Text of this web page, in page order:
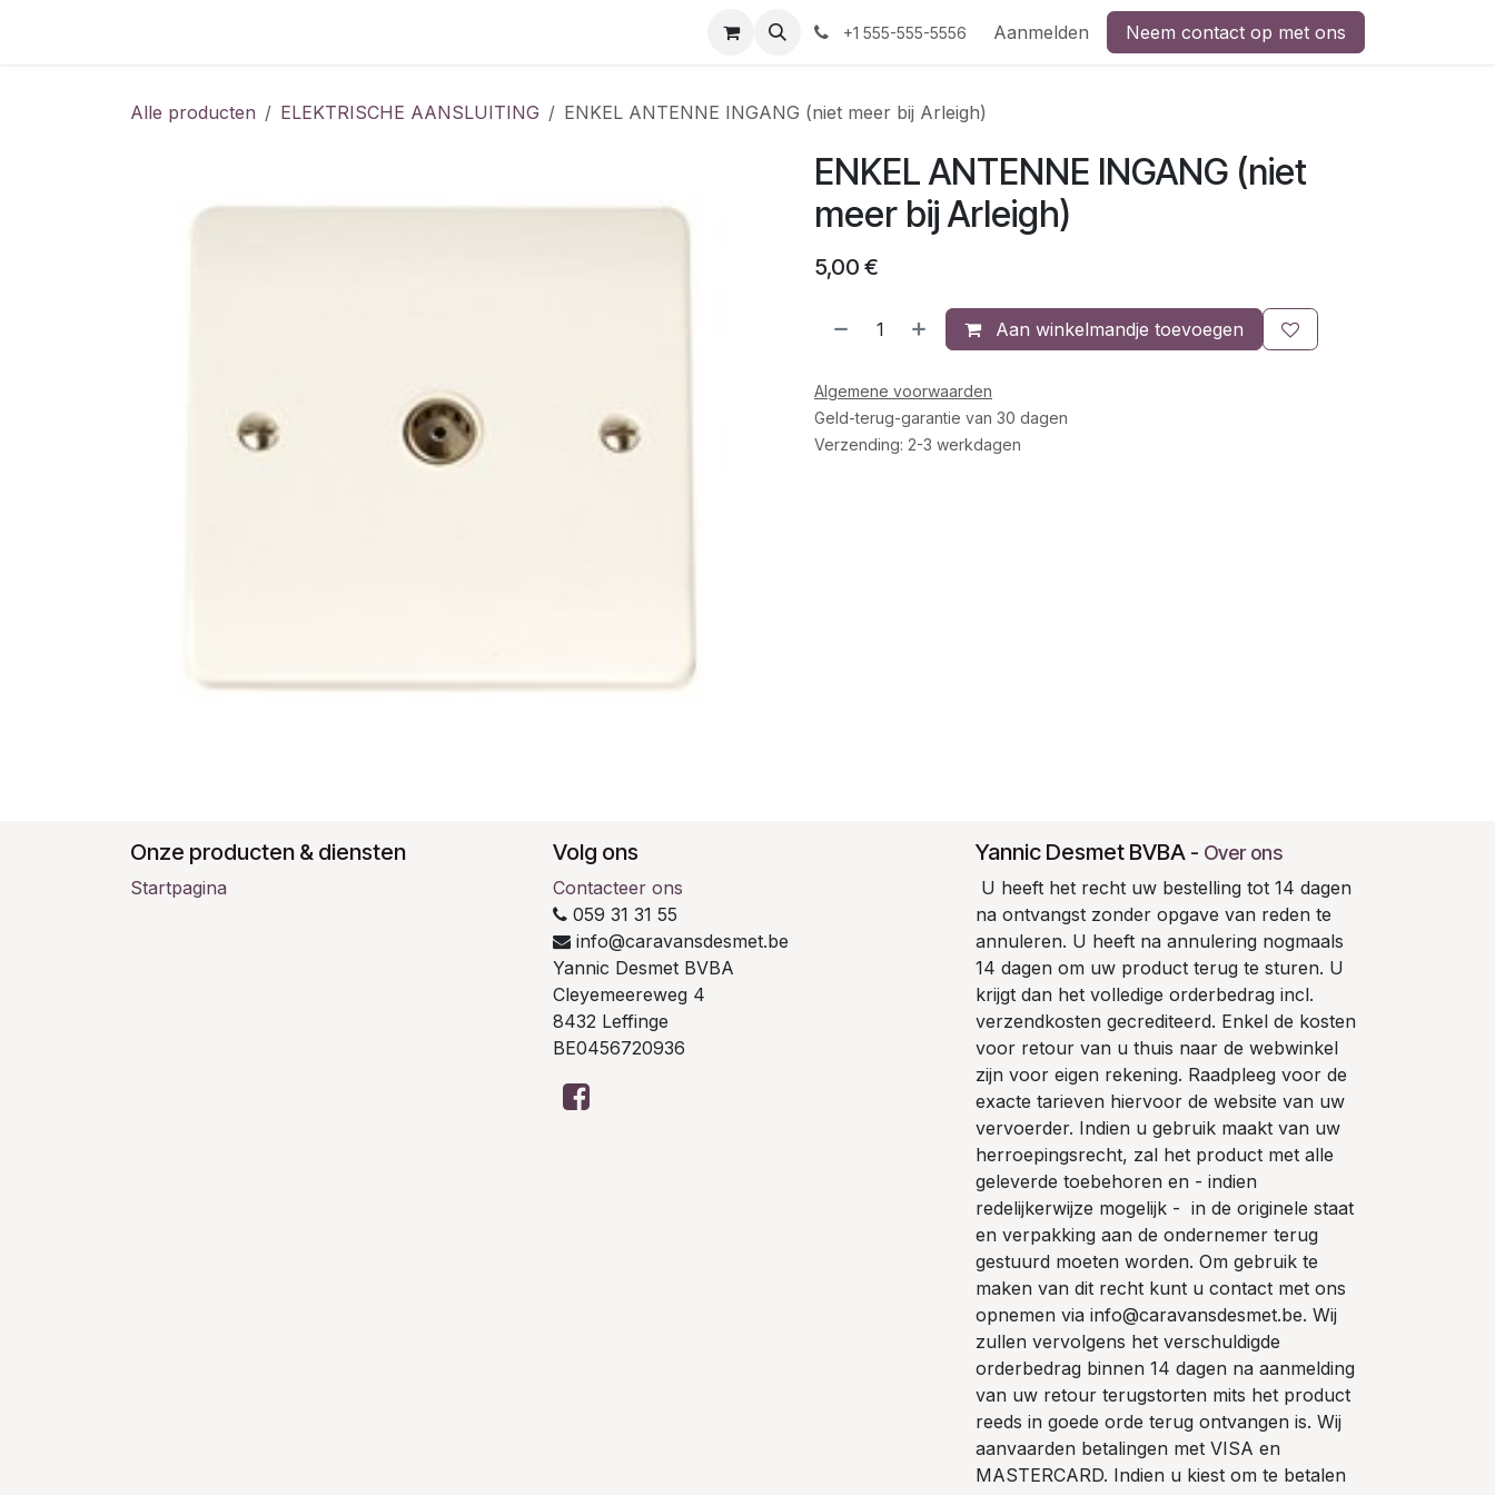
+1 555-555-5556 Aanmelden Neem contact op met ons
Alle producten ELEKTRISCHE AANSLUITING ENKEL ANTENNE INGANG (niet meer bij Arleigh)
ENKEL ANTENNE INGANG (niet
meer bij Arleigh)
5,00 €
Aan winkelmandje toevoegen
Algemene voorwaarden
Geld-terug-garantie van 30 dagen
Verzending: 2-3 werkdagen
Onze producten & diensten
Startpagina
Volg ons
Contacteer ons
059 31 31 55
info@caravansdesmet.be
Yannic Desmet BVBA
Cleyemeereweg 4
8432 Leffinge
BE0456720936
Yannic Desmet BVBA - Over ons
U heeft het recht uw bestelling tot 14 dagen
na ontvangst zonder opgave van reden te
annuleren. U heeft na annulering nogmaals
14 dagen om uw product terug te sturen. U
krijgt dan het volledige orderbedrag incl.
verzendkosten gecrediteerd. Enkel de kosten
voor retour van u thuis naar de webwinkel
zijn voor eigen rekening. Raadpleeg voor de
exacte tarieven hiervoor de website van uw
vervoerder. Indien u gebruik maakt van uw
herroepingsrecht, zal het product met alle
geleverde toebehoren en - indien
redelijkerwijze mogelijk - in de originele staat
en verpakking aan de ondernemer terug
gestuurd moeten worden. Om gebruik te
maken van dit recht kunt u contact met ons
opnemen via info@caravansdesmet.be. Wij
zullen vervolgens het verschuldigde
orderbedrag binnen 14 dagen na aanmelding
van uw retour terugstorten mits het product
reeds in goede orde terug ontvangen is. Wij
aanvaarden betalingen met VISA en
MASTERCARD. Indien u kiest om te betalen